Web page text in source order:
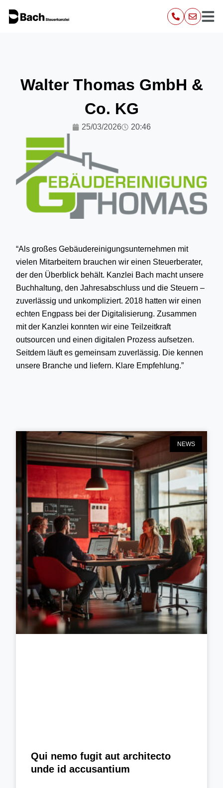
Walter Thomas GmbH &
Co. KG
25/03/2026 20:46
“Als großes Gebäudereinigungsunternehmen mit
vielen Mitarbeitern brauchen wir einen Steuerberater,
der den Überblick behält. Kanzlei Bach macht unsere
Buchhaltung, den Jahresabschluss und die Steuern –
zuverlässig und unkompliziert. 2018 hatten wir einen
echten Engpass bei der Digitalisierung. Zusammen
mit der Kanzlei konnten wir eine Teilzeitkraft
outsourcen und einen digitalen Prozess aufsetzen.
Seitdem läuft es gemeinsam zuverlässig. Die kennen
unsere Branche und liefern. Klare Empfehlung.”
NEWS
Qui nemo fugit aut architecto
unde id accusantium